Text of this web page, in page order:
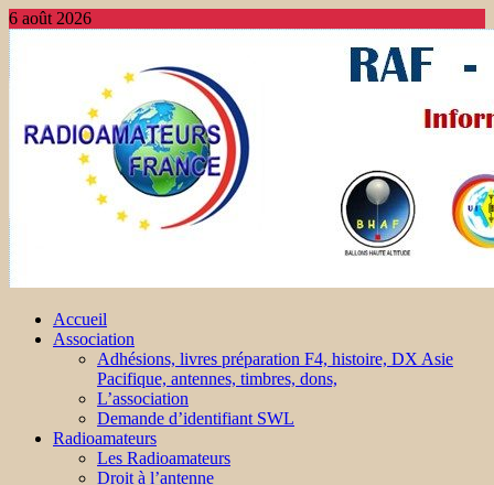
6 août 2026
Accueil
Association
Adhésions, livres préparation F4, histoire, DX Asie
Pacifique, antennes, timbres, dons,
L’association
Demande d’identifiant SWL
Radioamateurs
Les Radioamateurs
Droit à l’antenne